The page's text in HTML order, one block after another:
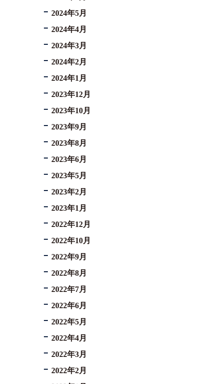
2024年5月
2024年4月
2024年3月
2024年2月
2024年1月
2023年12月
2023年10月
2023年9月
2023年8月
2023年6月
2023年5月
2023年2月
2023年1月
2022年12月
2022年10月
2022年9月
2022年8月
2022年7月
2022年6月
2022年5月
2022年4月
2022年3月
2022年2月